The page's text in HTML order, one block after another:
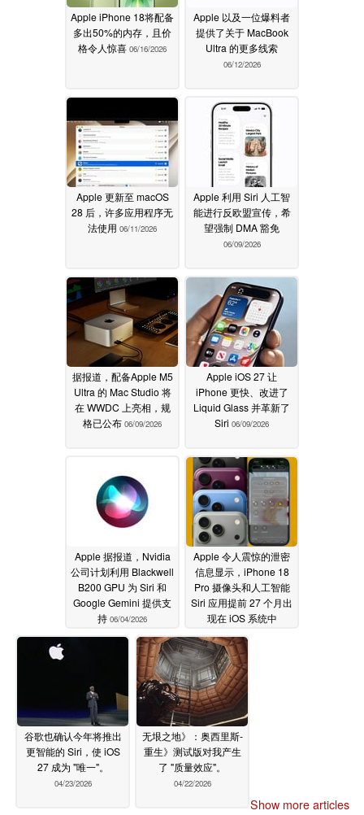
Apple iPhone 18将配备
多出50%的内存，且价
格令人惊喜 06/16/2026
Apple 以及一位爆料者
提供了关于 MacBook
Ultra 的更多线索
06/12/2026
Apple 更新至 macOS
28 后，许多应用程序无
法使用 06/11/2026
Apple 利用 Siri 人工智
能进行反欧盟宣传，希
望强制 DMA 豁免
06/09/2026
据报道，配备Apple M5
Ultra 的 Mac Studio 将
在 WWDC 上亮相，规
格已公布 06/09/2026
Apple iOS 27 让
iPhone 更快、改进了
Liquid Glass 并革新了
Siri 06/09/2026
Apple 据报道，Nvidia
公司计划利用 Blackwell
B200 GPU 为 Siri 和
Google Gemini 提供支
持 06/04/2026
Apple 令人震惊的泄密
信息显示，iPhone 18
Pro 摄像头和人工智能
Siri 应用提前 27 个月出
现在 iOS 系统中
05/28/2026
谷歌也确认今年将推出
更智能的 Siri，使 iOS
27 成为 "唯一"。
04/23/2026
无垠之地》：奥西里斯-
重生》测试版对我产生
了 "质量效应"。
04/22/2026
Show more articles